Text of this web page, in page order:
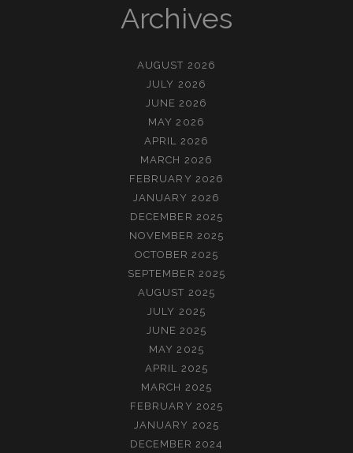
Archives
AUGUST 2026
JULY 2026
JUNE 2026
MAY 2026
APRIL 2026
MARCH 2026
FEBRUARY 2026
JANUARY 2026
DECEMBER 2025
NOVEMBER 2025
OCTOBER 2025
SEPTEMBER 2025
AUGUST 2025
JULY 2025
JUNE 2025
MAY 2025
APRIL 2025
MARCH 2025
FEBRUARY 2025
JANUARY 2025
DECEMBER 2024